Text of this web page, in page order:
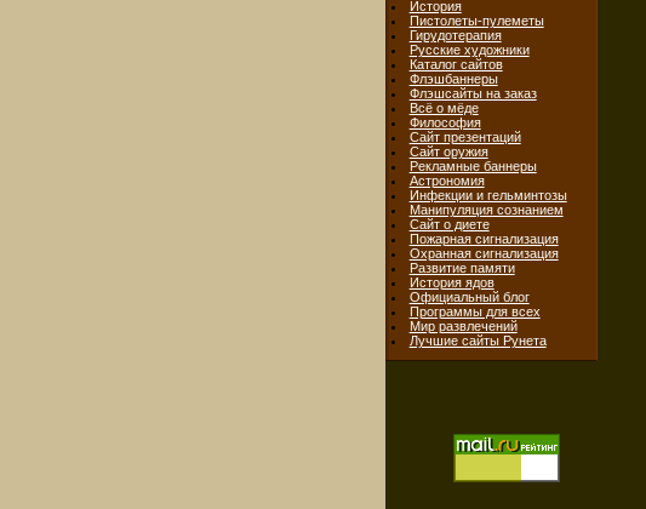
История
Пистолеты-пулеметы
Гирудотерапия
Русские художники
Каталог сайтов
Флэшбаннеры
Флэшсайты на заказ
Всё о мёде
Философия
Сайт презентаций
Сайт оружия
Рекламные баннеры
Астрономия
Инфекции и гельминтозы
Манипуляция сознанием
Сайт о диете
Пожарная сигнализация
Охранная сигнализация
Развитие памяти
История ядов
Официальный блог
Программы для всех
Мир развлечений
Лучшие сайты Рунета